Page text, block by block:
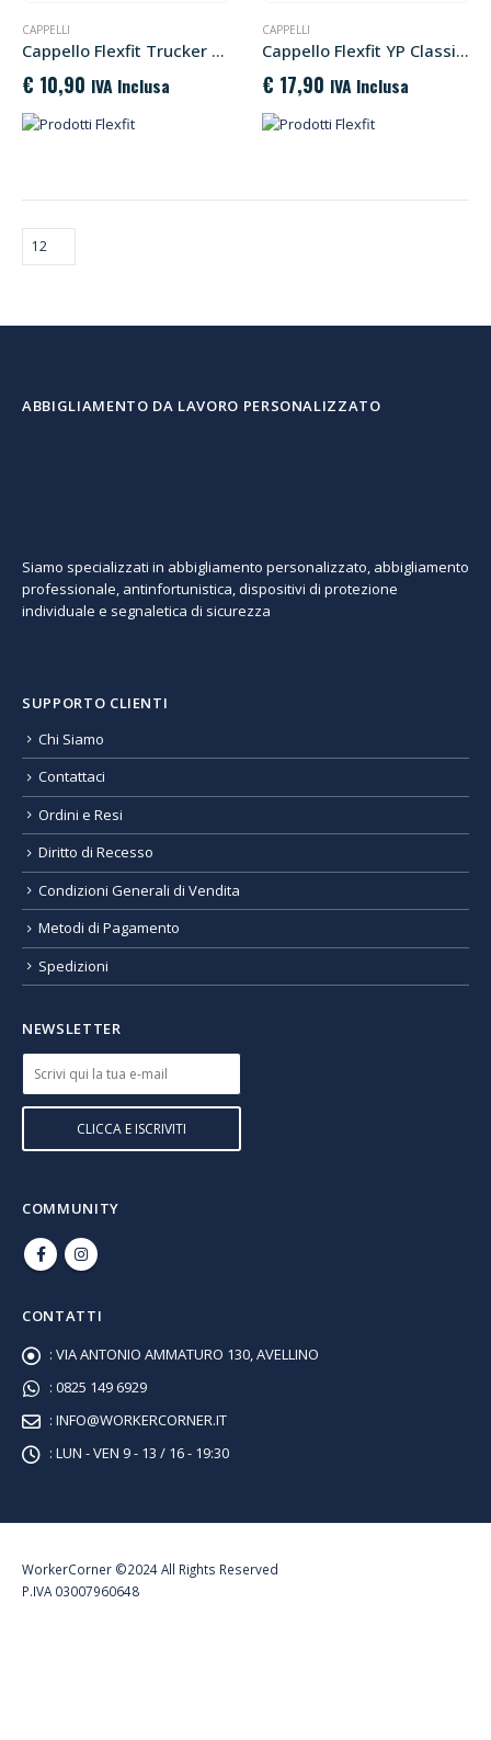
CAPPELLI
Cappello Flexfit Trucker retrò YP Classics® – 2 toni
€ 10,90 IVA Inclusa
CAPPELLI
Cappello Flexfit YP Classics® Peached Twill
€ 17,90 IVA Inclusa
ABBIGLIAMENTO DA LAVORO PERSONALIZZATO
Siamo specializzati in abbigliamento personalizzato, abbigliamento
professionale, antinfortunistica, dispositivi di protezione
individuale e segnaletica di sicurezza
SUPPORTO CLIENTI
Chi Siamo
Contattaci
Ordini e Resi
Diritto di Recesso
Condizioni Generali di Vendita
Metodi di Pagamento
Spedizioni
NEWSLETTER
COMMUNITY
CONTATTI
: VIA ANTONIO AMMATURO 130, AVELLINO
: 0825 149 6929
: INFO@WORKERCORNER.IT
: LUN - VEN 9 - 13 / 16 - 19:30
WorkerCorner ©2024 All Rights Reserved
P.IVA 03007960648